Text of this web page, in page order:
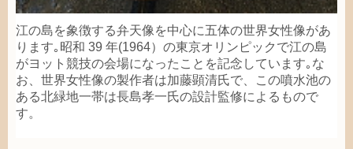
江の島を象徴する弁天像 を中心に五体の世界女性像があ
ります｡ 昭和 39 年(1964）の東京オリンピックで江の島
がヨット 競技の会場になったことを記念 しています｡な
お、 世界女性像の製作者は加藤顕清氏で、この噴水池の
ある北緑地一帯は長島孝一氏の設計監修によるもので
す。